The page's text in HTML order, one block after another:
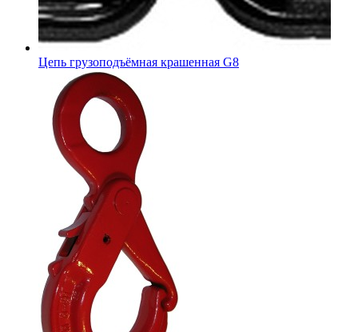
Цепь грузоподъёмная крашенная G8